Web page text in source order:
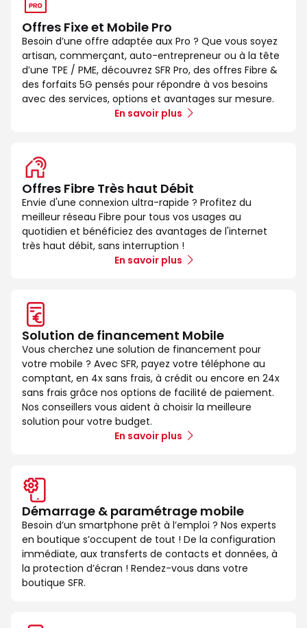
Offres Fixe et Mobile Pro
Besoin d’une offre adaptée aux Pro ? Que vous soyez
artisan, commerçant, auto-entrepreneur ou à la tête
d’une TPE / PME, découvrez SFR Pro, des offres Fibre &
des forfaits 5G pensés pour répondre à vos besoins
avec des services, options et avantages sur mesure.
En savoir plus
Offres Fibre Très haut Débit
Envie d'une connexion ultra-rapide ? Profitez du
meilleur réseau Fibre pour tous vos usages au
quotidien et bénéficiez des avantages de l'internet
très haut débit, sans interruption !
En savoir plus
Solution de financement Mobile
Vous cherchez une solution de financement pour
votre mobile ? Avec SFR, payez votre téléphone au
comptant, en 4x sans frais, à crédit ou encore en 24x
sans frais grâce nos options de facilité de paiement.
Nos conseillers vous aident à choisir la meilleure
solution pour votre budget.
En savoir plus
Démarrage & paramétrage mobile
Besoin d’un smartphone prêt à l’emploi ? Nos experts
en boutique s’occupent de tout ! De la configuration
immédiate, aux transferts de contacts et données, à
la protection d’écran ! Rendez-vous dans votre
boutique SFR.